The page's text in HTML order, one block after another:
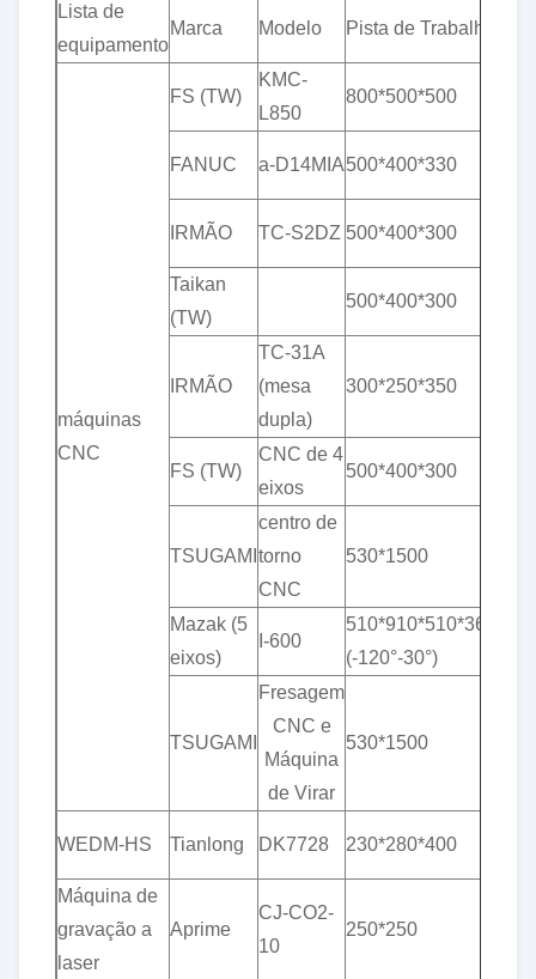
Lista de
equipamento
Marca Modelo Pista de Trabalho
máquinas
CNC
FS (TW)
KMC-
L850
800*500*500
FANUC a-D14MIA500*400*330
IRMÃO TC-S2DZ 500*400*300
Taikan
(TW)
500*400*300
IRMÃO
TC-31A
(mesa
dupla)
300*250*350
FS (TW)
CNC de 4
eixos
500*400*300
TSUGAMI
centro de
torno
CNC
530*1500
Mazak (5
eixos)
I-600
510*910*510*360°*
(-120°-30°)
TSUGAMI
Fresagem
CNC e
Máquina
de Virar
530*1500
WEDM-HS Tianlong DK7728 230*280*400
Máquina de
gravação a
laser
Aprime
CJ-CO2-
10
250*250